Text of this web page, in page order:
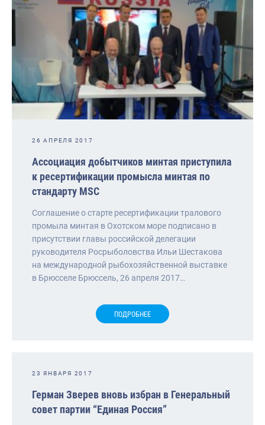
26 АПРЕЛЯ 2017
Ассоциация добытчиков минтая приступила
к ресертификации промысла минтая по
стандарту MSС
Соглашение о старте ресертификации тралового
промыла минтая в Охотском море подписано в
присутствии главы российской делегации
руководителя Росрыболовства Ильи Шестакова
на международной рыбохозяйственной выставке
в Брюсселе Брюссель, 26 апреля 2017…
ПОДРОБНЕЕ
23 ЯНВАРЯ 2017
Герман Зверев вновь избран в Генеральный
совет партии “Единая Россия”